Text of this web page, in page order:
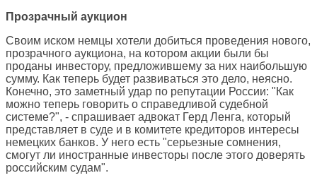
Прозрачный аукцион
Своим иском немцы хотели добиться проведения нового,
прозрачного аукциона, на котором акции были бы
проданы инвестору, предложившему за них наибольшую
сумму. Как теперь будет развиваться это дело, неясно.
Конечно, это заметный удар по репутации России: "Как
можно теперь говорить о справедливой судебной
системе?", - спрашивает адвокат Герд Ленга, который
представляет в суде и в комитете кредиторов интересы
немецких банков. У него есть "серьезные сомнения,
смогут ли иностранные инвесторы после этого доверять
российским судам".